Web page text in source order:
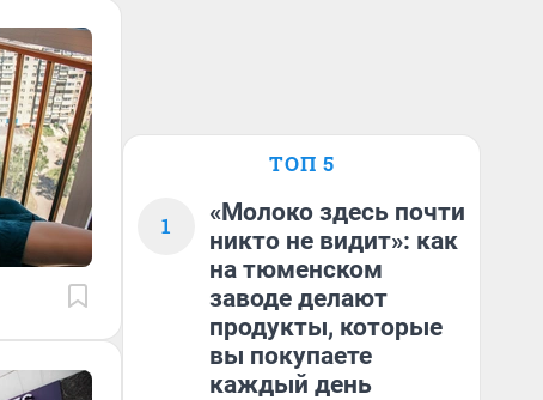
ТОП 5
1
«Молоко здесь почти
никто не видит»: как
на тюменском
заводе делают
продукты, которые
вы покупаете
каждый день